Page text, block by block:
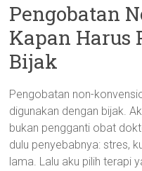
Pengobatan
Kapan Harus
Bijak
Pengobatan non-
digunakan dengan bijak.
bukan pengganti obat
dulu penyebabnya: stres,
lama. Lalu aku pilih terapi